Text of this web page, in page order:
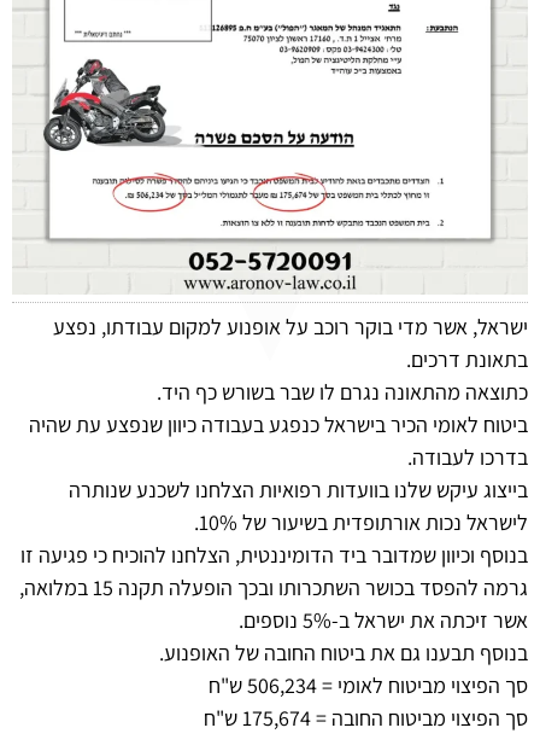
ישראל, אשר מדי בוקר רוכב על אופנוע למקום עבודתו, נפצע
בתאונת דרכים.
כתוצאה מהתאונה נגרם לו שבר בשורש כף היד.
ביטוח לאומי הכיר בישראל כנפגע בעבודה כיוון שנפצע עת שהיה
בדרכו לעבודה.
בייצוג עיקש שלנו בוועדות רפואיות הצלחנו לשכנע שנותרה
לישראל נכות אורתופדית בשיעור של 10%.
בנוסף וכיוון שמדובר ביד הדומיננטית, הצלחנו להוכיח כי פגיעה זו
גרמה להפסד בכושר השתכרותו ובכך הופעלה תקנה 15 במלואה,
אשר זיכתה את ישראל ב-5% נוספים.
בנוסף תבענו גם את ביטוח החובה של האופנוע.
סך הפיצוי מביטוח לאומי = 506,234 ש"ח
סך הפיצוי מביטוח החובה = 175,674 ש"ח